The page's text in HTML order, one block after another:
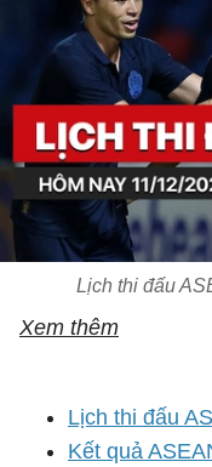
Lịch thi đấu
Xem thêm
Lịch thi đấu
Kết quả